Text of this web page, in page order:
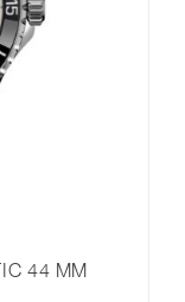
44 MM